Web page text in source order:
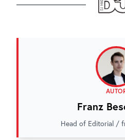
Franz
Head of Editorial /